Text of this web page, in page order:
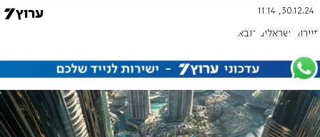
30.12.24, 11:14
תיירות ישראלים דובאי